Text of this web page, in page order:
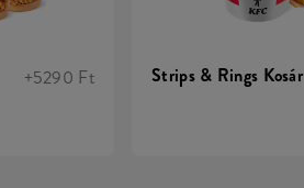
+5290 Ft Strips & Rings Kosár